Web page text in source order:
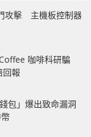
攻擊 主機板控制器
咖啡科研騙
報
包」爆出致命漏洞